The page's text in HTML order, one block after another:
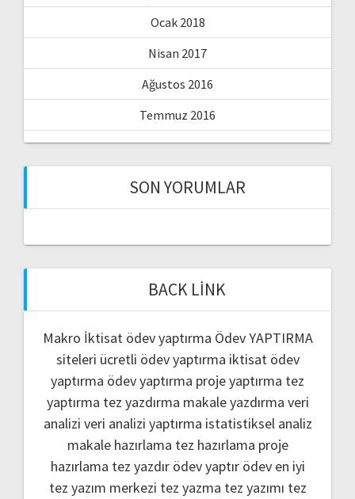
Ocak 2018
Nisan 2017
Ağustos 2016
Temmuz 2016
SON YORUMLAR
BACK LINK
Makro İktisat ödev yaptırma Ödev YAPTIRMA
siteleri ücretli ödev yaptırma iktisat ödev
yaptırma ödev yaptırma proje yaptırma tez
yaptırma tez yazdırma makale yazdırma veri
analizi veri analizi yaptırma istatistiksel analiz
makale hazırlama tez hazırlama proje
hazırlama tez yazdır ödev yaptır ödev en iyi
tez yazım merkezi tez yazma tez yazımı tez